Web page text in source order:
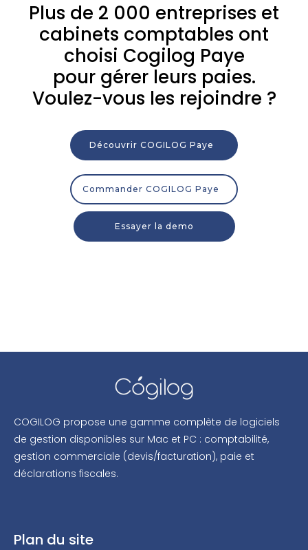
Plus de 2 000 entreprises et
cabinets comptables ont
choisi Cogilog Paye
pour gérer leurs paies.
Voulez-vous les rejoindre ?
Découvrir COGILOG Paye
Commander COGILOG Paye
Essayer la demo
COGILOG propose une gamme complète de logiciels
de gestion disponibles sur Mac et PC : comptabilité,
gestion commerciale (devis/facturation), paie et
déclarations fiscales.
Plan du site